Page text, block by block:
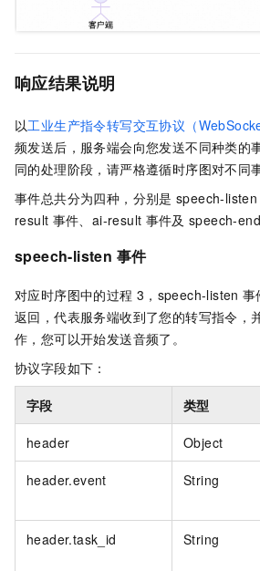
响应结果说明
以工业生产指令转写交互协议（
频发送后，服务端会向您发送不同种类的
同的处理阶段，请严格遵循时序图对不同
事件总共分为四种，分别是 speech-listen
result 事件、ai-result 事件及 speech-end
speech-listen 事件
对应时序图中的过程 3，speech-listen 事
返回，代表服务端收到了您的转写指令，
作，您可以开始发送音频了。
协议字段如下：
字段 类型
header Object
header.event String
header.task_id String